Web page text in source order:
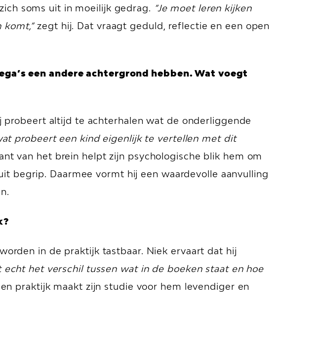
soms uit in moeilijk gedrag. “Je moet leren kijken
zegt hij. Dat vraagt geduld, reflectie en een open
een andere achtergrond hebben. Wat voegt
altijd te achterhalen wat de onderliggende
probeert een kind eigenlijk te vertellen met dit
van het brein helpt zijn psychologische blik hem om
begrip. Daarmee vormt hij een waardevolle aanvulling
in de praktijk tastbaar. Niek ervaart dat hij
echt het verschil tussen wat in de boeken staat en hoe
praktijk maakt zijn studie voor hem levendiger en